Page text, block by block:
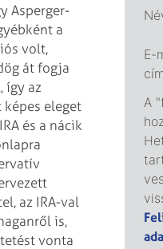
Asperger-
a
volt,
át fogja
így az
eleget
és a nácik
az IRA-val
is,
vonta
E-
A